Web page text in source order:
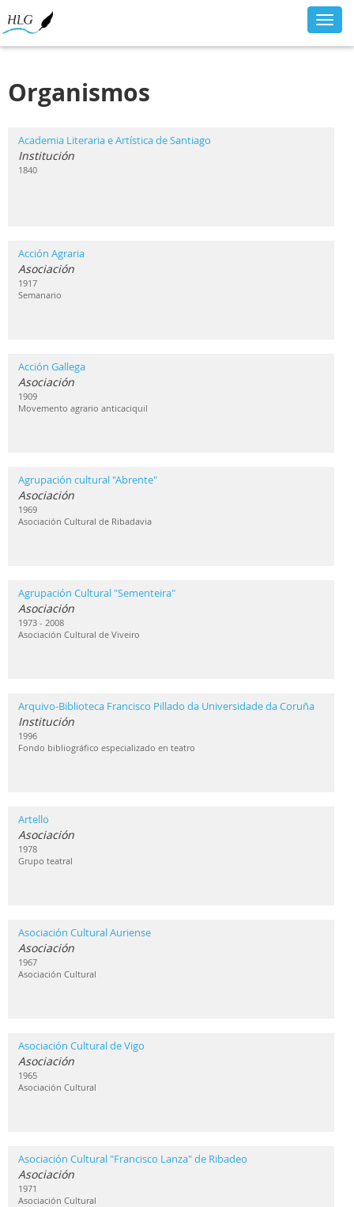
Organismos
Academia Literaria e Artística de Santiago
Institución
1840
Acción Agraria
Asociación
1917
Semanario
Acción Gallega
Asociación
1909
Movemento agrario anticaciquil
Agrupación cultural "Abrente"
Asociación
1969
Asociación Cultural de Ribadavia
Agrupación Cultural "Sementeira"
Asociación
1973 - 2008
Asociación Cultural de Viveiro
Arquivo-Biblioteca Francisco Pillado da Universidade da Coruña
Institución
1996
Fondo bibliográfico especializado en teatro
Artello
Asociación
1978
Grupo teatral
Asociación Cultural Auriense
Asociación
1967
Asociación Cultural
Asociación Cultural de Vigo
Asociación
1965
Asociación Cultural
Asociación Cultural "Francisco Lanza" de Ribadeo
Asociación
1971
Asociación Cultural